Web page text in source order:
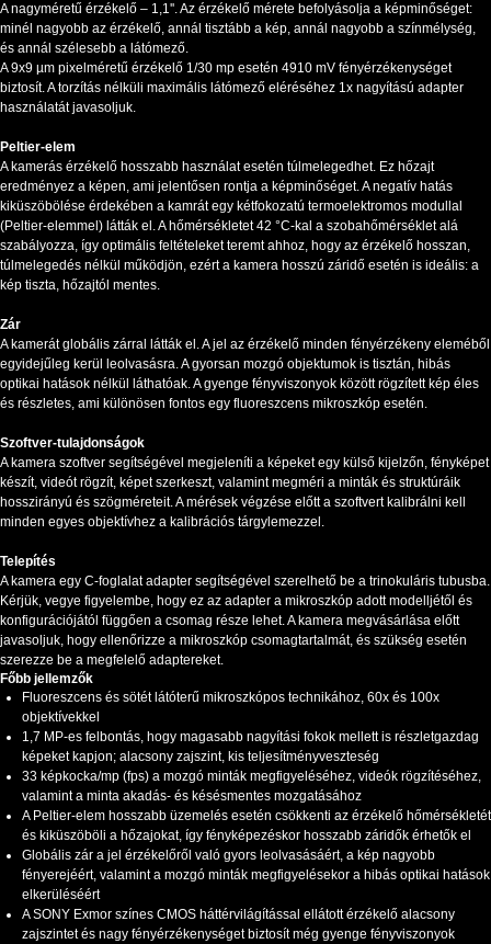
A nagyméretű érzékelő – 1,1''. Az érzékelő mérete befolyásolja a képminőséget:
minél nagyobb az érzékelő, annál tisztább a kép, annál nagyobb a színmélység,
és annál szélesebb a látómező.
A 9x9 µm pixelméretű érzékelő 1/30 mp esetén 4910 mV fényérzékenységet
biztosít. A torzítás nélküli maximális látómező eléréséhez 1x nagyítású adapter
használatát javasoljuk.
Peltier-elem
A kamerás érzékelő hosszabb használat esetén túlmelegedhet. Ez hőzajt
eredményez a képen, ami jelentősen rontja a képminőséget. A negatív hatás
kiküszöbölése érdekében a kamrát egy kétfokozatú termoelektromos modullal
(Peltier-elemmel) látták el. A hőmérsékletet 42 °C-kal a szobahőmérséklet alá
szabályozza, így optimális feltételeket teremt ahhoz, hogy az érzékelő hosszan,
túlmelegedés nélkül működjön, ezért a kamera hosszú záridő esetén is ideális: a
kép tiszta, hőzajtól mentes.
Zár
A kamerát globális zárral látták el. A jel az érzékelő minden fényérzékeny eleméből
egyidejűleg kerül leolvasásra. A gyorsan mozgó objektumok is tisztán, hibás
optikai hatások nélkül láthatóak. A gyenge fényviszonyok között rögzített kép éles
és részletes, ami különösen fontos egy fluoreszcens mikroszkóp esetén.
Szoftver-tulajdonságok
A kamera szoftver segítségével megjeleníti a képeket egy külső kijelzőn, fényképet
készít, videót rögzít, képet szerkeszt, valamint megméri a minták és struktúráik
hosszirányú és szögméreteit. A mérések végzése előtt a szoftvert kalibrálni kell
minden egyes objektívhez a kalibrációs tárgylemezzel.
Telepítés
A kamera egy C-foglalat adapter segítségével szerelhető be a trinokuláris tubusba.
Kérjük, vegye figyelembe, hogy ez az adapter a mikroszkóp adott modelljétől és
konfigurációjától függően a csomag része lehet. A kamera megvásárlása előtt
javasoljuk, hogy ellenőrizze a mikroszkóp csomagtartalmát, és szükség esetén
szerezze be a megfelelő adaptereket.
Főbb jellemzők
Fluoreszcens és sötét látóterű mikroszkópos technikához, 60x és 100x
objektívekkel
1,7 MP-es felbontás, hogy magasabb nagyítási fokok mellett is részletgazdag
képeket kapjon; alacsony zajszint, kis teljesítményveszteség
33 képkocka/mp (fps) a mozgó minták megfigyeléséhez, videók rögzítéséhez,
valamint a minta akadás- és késésmentes mozgatásához
A Peltier-elem hosszabb üzemelés esetén csökkenti az érzékelő hőmérsékletét
és kiküszöböli a hőzajokat, így fényképezéskor hosszabb záridők érhetők el
Globális zár a jel érzékelőről való gyors leolvasásáért, a kép nagyobb
fényerejéért, valamint a mozgó minták megfigyelésekor a hibás optikai hatások
elkerüléséért
A SONY Exmor színes CMOS háttérvilágítással ellátott érzékelő alacsony
zajszintet és nagy fényérzékenységet biztosít még gyenge fényviszonyok